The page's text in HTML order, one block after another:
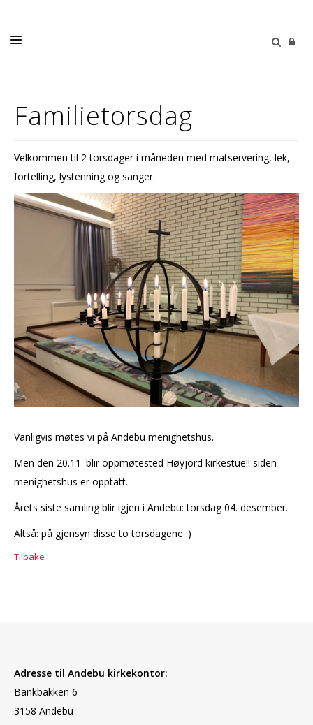
KONFIRMASJON
OM OSS
Familietorsdag
Velkommen til 2 torsdager i måneden med matservering, lek,
fortelling, lystenning og sanger.
Vanligvis møtes vi på Andebu menighetshus.
Men den 20.11. blir oppmøtested Høyjord kirkestue!! siden
menighetshus er opptatt.
Årets siste samling blir igjen i Andebu: torsdag 04. desember.
Altså: på gjensyn disse to torsdagene :)
Tilbake
Adresse til Andebu kirkekontor:
Bankbakken 6
3158 Andebu